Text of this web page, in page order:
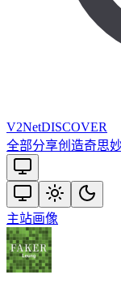
V2NetDISCOVER
全部分享创造奇思
主站画像